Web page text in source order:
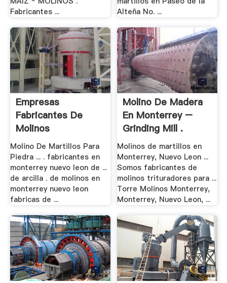
Fabricantes ...
Alteña No. ...
Empresas
Fabricantes De
Molinos
Trituradores De .
Molino De Martillos Para
Piedra ... . fabricantes en
monterrey nuevo leon de ...
de arcilla . de molinos en
monterrey nuevo leon
fabricas de ...
Molino De Madera
En Monterrey –
Grinding Mill .
Molinos de martillos en
Monterrey, Nuevo Leon ...
Somos fabricantes de
molinos trituradores para ...
Torre Molinos Monterrey,
Monterrey, Nuevo Leon, ...